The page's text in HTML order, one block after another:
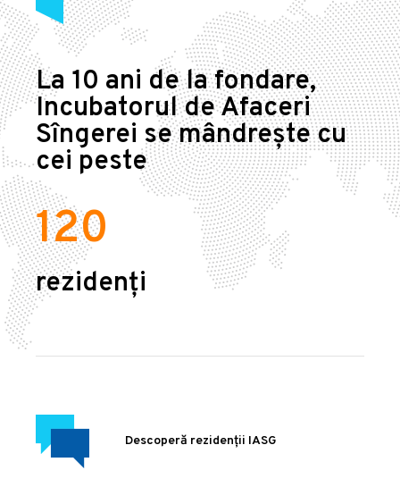
La 10 ani de la fondare,
Incubatorul de Afaceri
Sîngerei se mândrește cu
cei peste
120
rezidenți
Descoperă rezidenții IASG